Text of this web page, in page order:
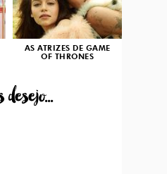
AS ATRIZES DE GAME
OF THRONES
desejo...